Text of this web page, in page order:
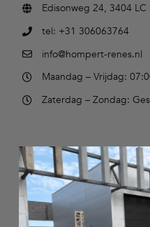
Edisonweg 24, 3404
tel: +31 306063764
info@hompert-renes.nl
Maandag – Vrijdag:
Zaterdag – Zondag: